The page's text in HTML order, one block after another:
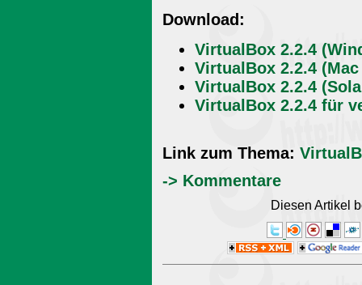
Download:
VirtualBox 2.2.4
VirtualBox 2.2.4
VirtualBox 2.2.4
VirtualBox 2.2.4 für
Link zum Thema:
-> Kommentare
Diesen Artikel